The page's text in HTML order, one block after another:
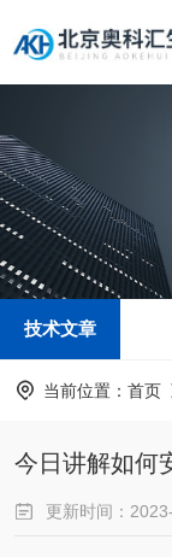
技术文章
当前位置： 首页
今日讲解如何
更新时间：